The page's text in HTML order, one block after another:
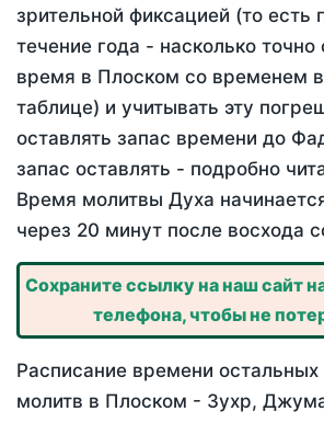
зрительной фиксацией (то есть
течение года - насколько точно
время в Плоском со временем
таблице) и учитывать эту
оставлять запас времени до
запас оставлять - подробно
Время молитвы Духа
через 20 минут после восхода
Сохраните ссылку на наш сайт
телефона, чтобы не
Расписание времени остальных
молитв в Плоском - Зухр,